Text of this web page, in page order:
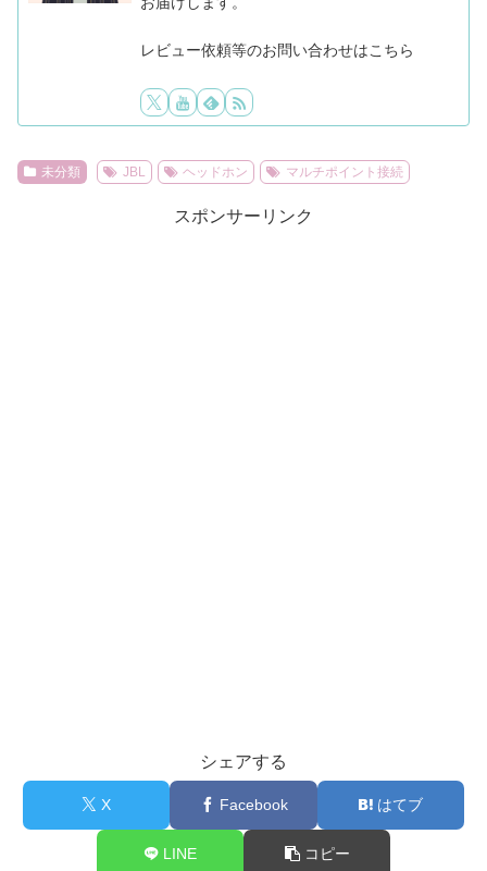
レビュー依頼等のお問い合わせはこちら
未分類 JBL ヘッドホン マルチポイント接続
スポンサーリンク
シェアする
X Facebook はてブ
LINE コピー